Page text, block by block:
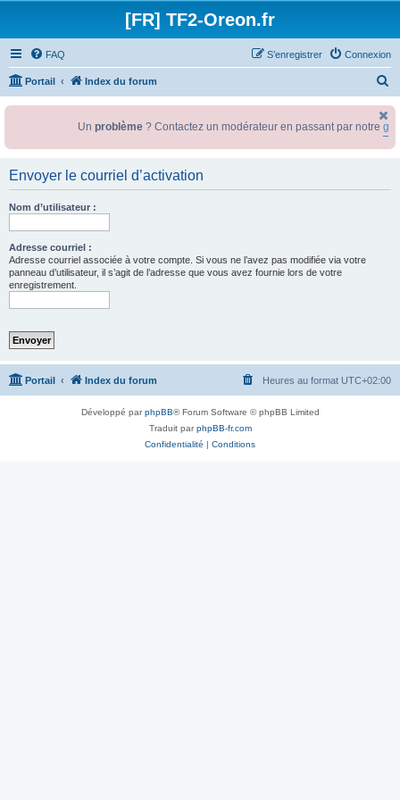
[FR] TF2-Oreon.fr
FAQ Connexion
S’enregistrer
Portail Index du forum
h
r
Un problème? Contactez un modérateur en passant par notre
Envoyer le courriel d’activation
Nom d’utilisateur :
Adresse courriel :
Adresse courriel associée à votre compte. Si vous ne l’avez pas modifiée via votre
panneau d’utilisateur, il s’agit de l’adresse que vous avez fournie lors de votre
enregistrement.
Portail Index du forum Heures au format UTC+02:00
Développé parphpBB® Forum Software © phpBB Limited
Traduit parphpBB-fr.com
Confidentialité | Conditions